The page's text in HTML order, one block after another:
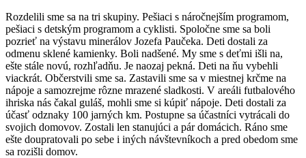
Rozdelili sme sa na tri skupiny. Pešiaci s náročnejším programom,
pešiaci s detským programom a cyklisti. Spoločne sme sa boli
pozrieť na výstavu minerálov Jozefa Paučeka. Deti dostali za
odmenu sklené kamienky. Boli nadšené. My sme s deťmi išli na,
ešte stále novú, rozhľadňu. Je naozaj pekná. Deti na ňu vybehli
viackrát. Občerstvili sme sa. Zastavili sme sa v miestnej krčme na
nápoje a samozrejme rôzne mrazené sladkosti. V areáli futbalového
ihriska nás čakal guláš, mohli sme si kúpiť nápoje. Deti dostali za
účasť odznaky 100 jarných km. Postupne sa účastníci vytrácali do
svojich domovov. Zostali len stanujúci a pár domácich. Ráno sme
ešte doupratovali po sebe i iných návštevníkoch a pred obedom sme
sa rozišli domov.